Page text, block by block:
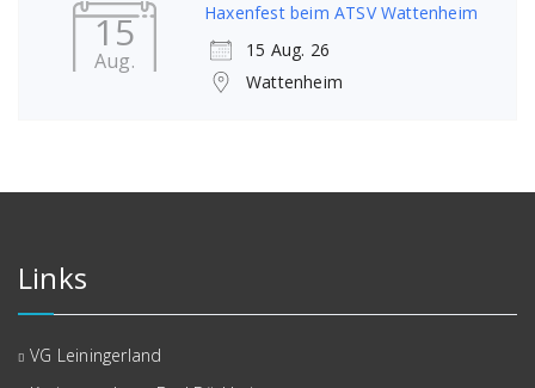
15
Aug.
Haxenfest beim ATSV Wattenheim
15 Aug. 26
Wattenheim
Links
VG Leiningerland